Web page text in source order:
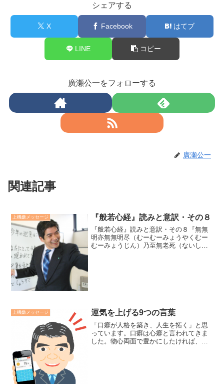
シェアする
X Facebook はてブ
LINE コピー
廣瀬公一をフォローする
廣瀬公一
関連記事
上機嫌メッセージ 『般若心経』読みと意訳・その８
『般若心経』読みと意訳・その８『無無
明亦無無明尽（むーむーみょうやくむー
むーみょうじん）乃至無老死（ないしー
上機嫌メッセージ 運気を上げる9つの言葉
「口癖が人格を築き、人生を拓く」と思
っています。口癖は心癖と言われてきま
した。物心両面で豊かにしたければ、